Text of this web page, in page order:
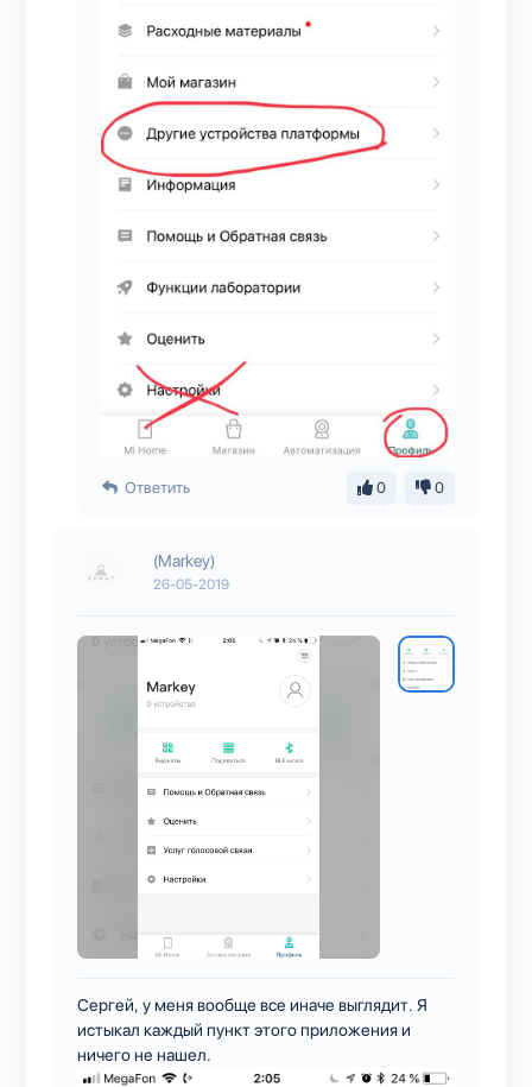
Ответить 0 0
(Markey)
26-05-2019
Сергей, у меня вообще все иначе выглядит. Я
истыкал каждый пункт этого приложения и
ничего не нашел.